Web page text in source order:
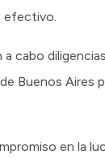
efectivo.
cabo
Buenos
en la